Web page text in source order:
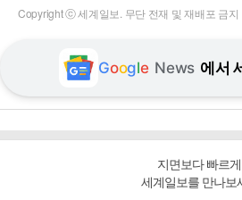
Copyright ⓒ 세계일보. 무단 전재 및 재배포 금지
Google News 에서
지면보다 빠르
세계일보를 만나보